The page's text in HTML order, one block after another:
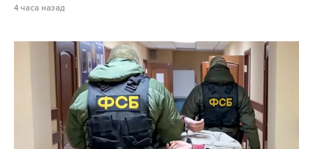
4 часа назад